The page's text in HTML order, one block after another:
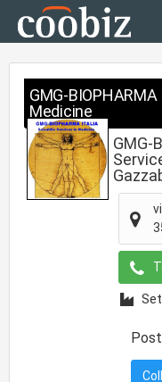
GMG-
Medicine
GMG-